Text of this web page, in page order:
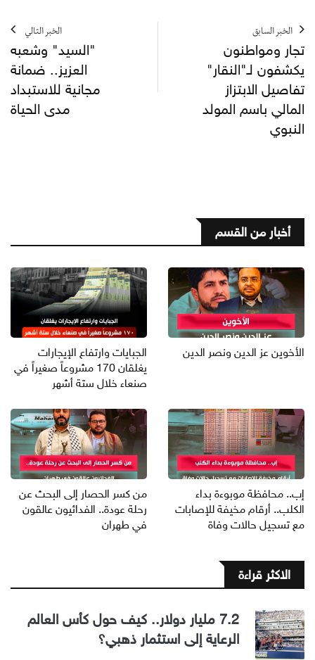
الخبر السابق
تجار ومواطنون
يكشفون لـ"النقار"
تفاصيل الابتزاز
المالي باسم المولد
النبوي
الخبر التالي
"السيد" وشعبه
العزيز.. ضمانة
مجانية للاستبداد
مدى الحياة
أخبار من القسم
الأخوين عز الدين ونصر الدين
الجبايات وارتفاع الإيجارات
يغلقان 170 مشروعاً صغيراً في
صنعاء خلال ستة أشهر
إب.. محافظة موبوءة بداء
الكلب.. أرقام مخيفة للإصابات
مع تسجيل حالات وفاة
من كسر الحصار إلى البحث عن
رحلة عودة.. الفدائيون عالقون
في طهران
الاكثر قراءة
7.2 مليار دولار.. كيف حول كأس العالم
الرعاية إلى استثمار ذهبي؟